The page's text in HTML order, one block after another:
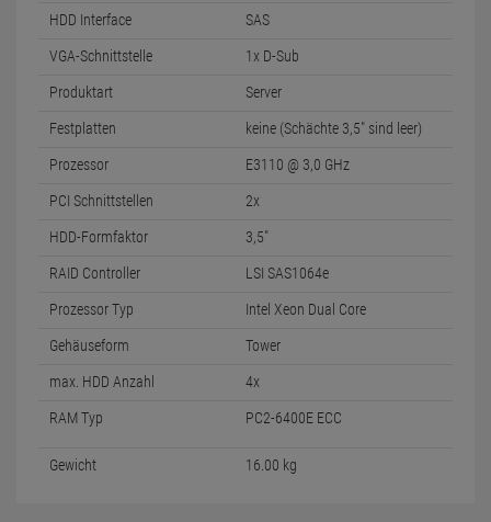
HDD Interface SAS
VGA-Schnittstelle 1x D-Sub
Produktart Server
Festplatten keine (Schächte 3,5" sind leer)
Prozessor E3110 @ 3,0 GHz
PCI Schnittstellen 2x
HDD-Formfaktor 3,5"
RAID Controller LSI SAS1064e
Prozessor Typ Intel Xeon Dual Core
Gehäuseform Tower
max. HDD Anzahl 4x
RAM Typ PC2-6400E ECC
Gewicht 16.00 kg